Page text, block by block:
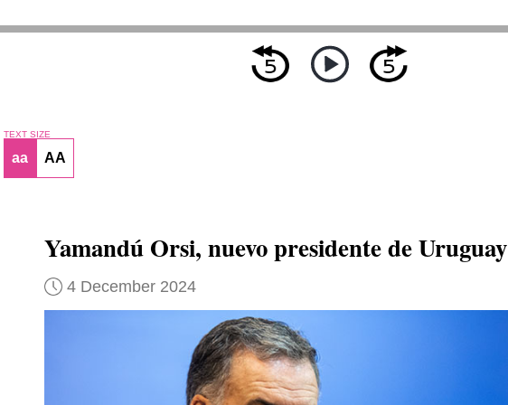
TEXT SIZE
aa AA
Yamandú Orsi, nuevo presidente de Uruguay
4 December 2024